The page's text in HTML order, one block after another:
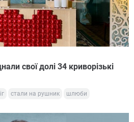
свої долі 34 криворізькі
стали на рушник шлюби